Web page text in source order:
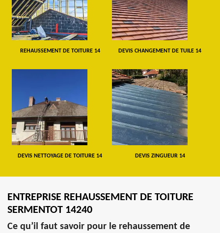
REHAUSSEMENT DE TOITURE 14 DEVIS CHANGEMENT DE TUILE 14
DEVIS NETTOYAGE DE TOITURE 14 DEVIS ZINGUEUR 14
ENTREPRISE REHAUSSEMENT DE TOITURE
SERMENTOT 14240
Ce qu’il faut savoir pour le rehaussement de